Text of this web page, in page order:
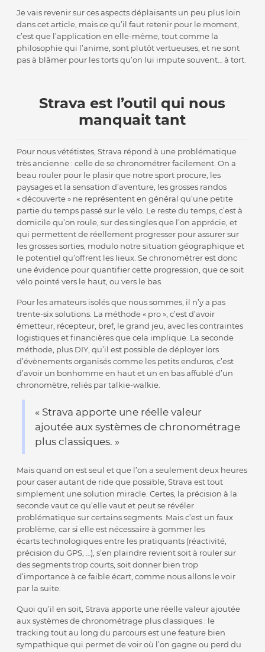
Je vais revenir sur ces aspects déplaisants un peu plus loin
dans cet article, mais ce qu’il faut retenir pour le moment,
c’est que l’application en elle-même, tout comme la
philosophie qui l’anime, sont plutôt vertueuses, et ne sont
pas à blâmer pour les torts qu’on lui impute souvent… à tort.
Strava est l’outil qui nous
manquait tant
Pour nous vététistes, Strava répond à une problématique
très ancienne : celle de se chronométrer facilement. On a
beau rouler pour le plasir que notre sport procure, les
paysages et la sensation d’aventure, les grosses randos
« découverte » ne représentent en général qu’une petite
partie du temps passé sur le vélo. Le reste du temps, c’est à
domicile qu’on roule, sur des singles que l’on apprécie, et
qui permettent de réellement progresser pour assurer sur
les grosses sorties, modulo notre situation géographique et
le potentiel qu’offrent les lieux. Se chronométrer est donc
une évidence pour quantifier cette progression, que ce soit
vélo pointé vers le haut, ou vers le bas.
Pour les amateurs isolés que nous sommes, il n’y a pas
trente-six solutions. La méthode « pro », c’est d’avoir
émetteur, récepteur, bref, le grand jeu, avec les contraintes
logistiques et financières que cela implique. La seconde
méthode, plus DIY, qu’il est possible de déployer lors
d’évènements organisés comme les petits enduros, c’est
d’avoir un bonhomme en haut et un en bas affublé d’un
chronomètre, reliés par talkie-walkie.
« Strava apporte une réelle valeur
ajoutée aux systèmes de chronométrage
plus classiques. »
Mais quand on est seul et que l’on a seulement deux heures
pour caser autant de ride que possible, Strava est tout
simplement une solution miracle. Certes, la précision à la
seconde vaut ce qu’elle vaut et peut se révéler
problématique sur certains segments. Mais c’est un faux
problème, car si elle est nécessaire à gommer les
écarts technologiques entre les pratiquants (réactivité,
précision du GPS, …), s’en plaindre revient soit à rouler sur
des segments trop courts, soit donner bien trop
d’importance à ce faible écart, comme nous allons le voir
par la suite.
Quoi qu’il en soit, Strava apporte une réelle valeur ajoutée
aux systèmes de chronométrage plus classiques : le
tracking tout au long du parcours est une feature bien
sympathique qui permet de voir où l’on gagne ou perd du